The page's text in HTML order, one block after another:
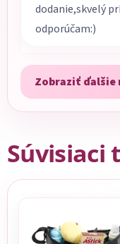
dodanie,skvelý
odporúčam:)
Zobraziť ďalšie
Súvisiaci